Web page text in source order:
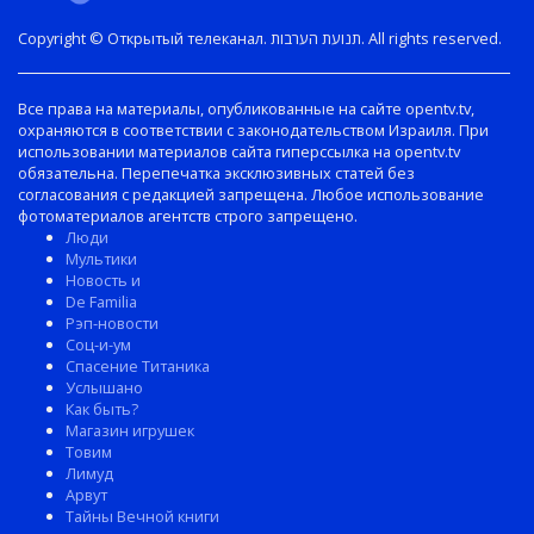
Copyright © Открытый телеканал. תנועת הערבות. All rights reserved.
Все права на материалы, опубликованные на сайте opentv.tv,
охраняются в соответствии с законодательством Израиля. При
использовании материалов сайта гиперссылка на opentv.tv
обязательна. Перепечатка эксклюзивных статей без
согласования с редакцией запрещена. Любое использование
фотоматериалов агентств строго запрещено.
Люди
Мультики
Новость и
De Familia
Рэп-новости
Соц-и-ум
Спасение Титаника
Услышано
Как быть?
Магазин игрушек
Товим
Лимуд
Арвут
Тайны Вечной книги